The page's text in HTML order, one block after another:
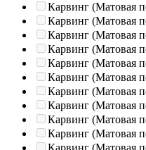
Карвинг (Матовая
Карвинг (Матовая
Карвинг (Матовая
Карвинг (Матовая
Карвинг (Матовая
Карвинг (Матовая
Карвинг (Матовая
Карвинг (Матовая
Карвинг (Матовая
Карвинг (Матовая